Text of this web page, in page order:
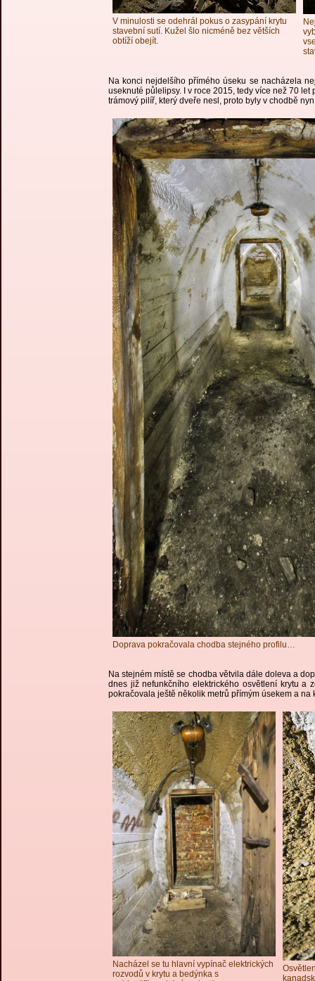
V minulosti se odehrál pokus o zasypání krytu
stavební sutí. Kužel šlo nicméně bez větších
obtíží obejít.
Na konci nejdelšího přímého úseku se nacházela
useknuté půlelipsy. I v roce 2015, tedy více než 70
trámový pilíř, který dveře nesl, proto byly v chodbě
Doprava pokračovala chodba stejného profilu…
Na stejném místě se chodba větvila dále doleva a
dnes již nefunkčního elektrického osvětlení krytu a
pokračovala ještě několik metrů přímým úsekem a
Nacházel se tu hlavní vypínač elektrických
rozvodů v krytu a bedýnka s